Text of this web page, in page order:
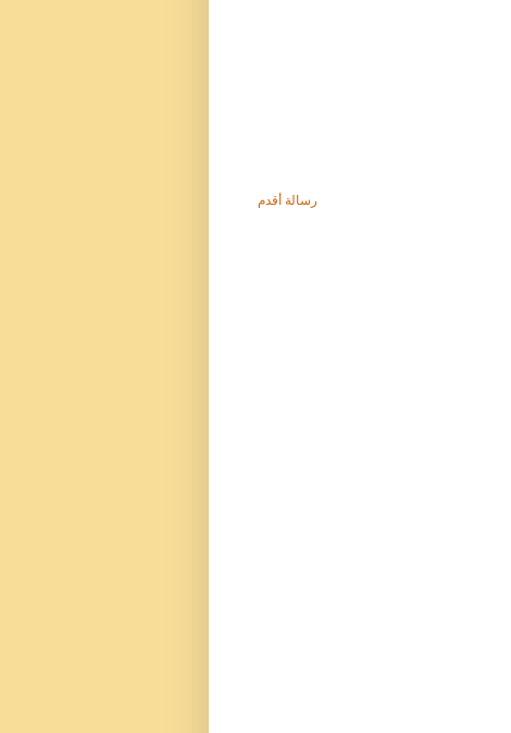
رسالة أقدم